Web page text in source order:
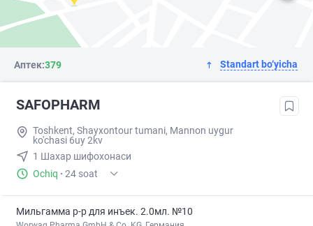
Аптек:379 Standart bo‘yicha
SAFOPHARM
Toshkent, Shayxontour tumani, Mannon uygur
ko'chasi 6uy 2kv
1 Шахар шифохонаси
Ochiq · 24 soat
Мильгамма р-р для инъек. 2.0мл. №10